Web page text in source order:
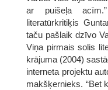
ar puišeļa
literatūrkritiķis
taču pašlaik dzīvo
Viņa pirmais solis
krājuma (2004)
interneta projektu
makšķernieks. “Bet